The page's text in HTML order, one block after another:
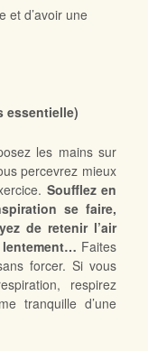
et d’avoir une
essentielle)
les mains sur
percevrez mieux
Soufflez en
se faire,
de retenir l’air
Faites
forcer. Si vous
respirez
tranquille d’une